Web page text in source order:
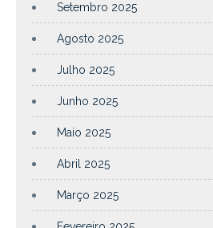
Setembro 2025
Agosto 2025
Julho 2025
Junho 2025
Maio 2025
Abril 2025
Março 2025